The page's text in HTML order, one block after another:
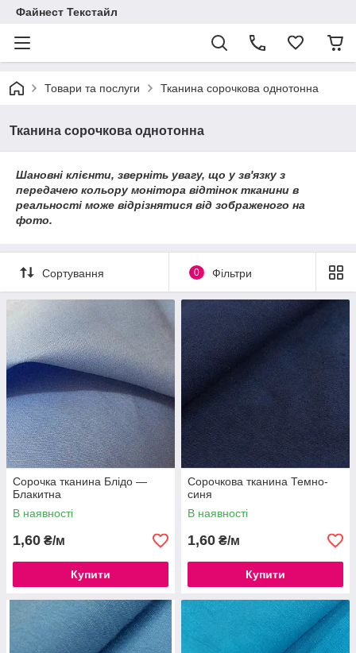
Файнест Текстайл
Товари та послуги Тканина сорочкова однотонна
Тканина сорочкова однотонна
Шановні клієнти, зверніть увагу, що у зв'язку з
передачею кольору монітора відтінок тканини в
реальності може відрізнятися від зображеного на
фото.
Сортування 0 Фільтри
Сорочка тканина Блідо —
Блакитна
В наявності
1,60 ₴/м
Купити
Сорочкова тканина Темно-
синя
В наявності
1,60 ₴/м
Купити